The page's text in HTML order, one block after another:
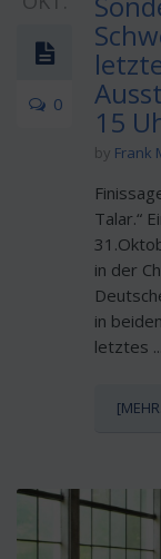
0 15
by Frank
Talar.“
in der
in
letztes ...